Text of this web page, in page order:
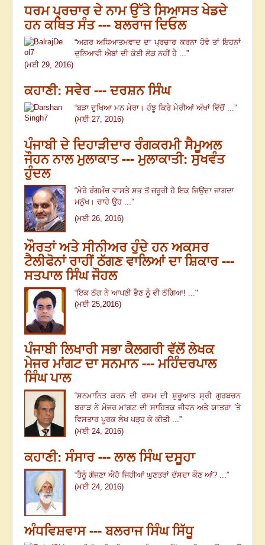
ਧਰਮ ਪ੍ਰਚਾਰ ਦੇ ਨਾਮ ਉੱਤੇ ਸਿਆਸਤ ਖੇਡਦੇ
ਹਨ ਕਥਿਤ ਸੰਤ --- ਬਲਰਾਜ ਦਿਓਲ
“ਅਗਰ ਅਧਿਆਤਮਵਾਦ ਦਾ ਪ੍ਰਚਾਰ ਕਰਨਾ ਹੋਵੇ ਤਾਂ ਇਹਨਾਂ
ਦੁਨਿਆਵੀ ਐਬਾਂ ਦੀ ਕੋਈ ਲੋੜ ਨਹੀਂ ਹੈ ...”
(ਮਈ 29, 2016)
ਕਹਾਣੀ: ਸਵੇਰ --- ਦਰਸ਼ਨ ਸਿੰਘ
“ਬੜਾ ਦੁਖਿਆ ਮਨ ਮੇਰਾ । ਹੰਝੂ ਕਿਰੇ ਮੇਰੀਆਂ ਅੱਖਾਂ ਵਿੱਚੋਂ ...”
(ਮਈ 27, 2016)
ਪੰਜਾਬੀ ਦੇ ਦਿਹਾੜੀਦਾਰ ਰੰਗਕਰਮੀ ਸੈਮੂਅਲ
ਜੌਹਨ ਨਾਲ ਮੁਲਾਕਾਤ --- ਮੁਲਾਕਾਤੀ: ਸੁਖਵੰਤ
ਹੁੰਦਲ
“ਮੇਰੇ ਰੰਗਮੰਚ ਵਾਸਤੇ ਸਭ ਤੋਂ ਜ਼ਰੂਰੀ ਹੈ ਇਕ ਜਿਉਂਦਾ ਜਾਗਦਾ
ਮਨੁੱਖ। ਚਾਹੇ ਉਹ ...”
(ਮਈ 26, 2016)
ਔਰਤਾਂ ਅਤੇ ਸੀਨੀਅਰ ਹੁੰਦੇ ਹਨ ਅਕਸਰ
ਟੈਲੀਫੋਨਾਂ ਰਾਹੀਂ ਠੱਗਣ ਵਾਲਿਆਂ ਦਾ ਸ਼ਿਕਾਰ ---
ਸਤਪਾਲ ਸਿੰਘ ਜੌਹਲ
“ਇਕ ਠੱਗ ਨੇ ਆਪਣੀ ਭੈਣ ਨੂੰ ਵੀ ਠੱਗਿਆ! ..."
(ਮਈ 25,2016)
ਪੰਜਾਬੀ ਲਿਖਾਰੀ ਸਭਾ ਕੈਲਗਰੀ ਵੱਲੋਂ ਲੇਖਕ
ਮੇਜਰ ਮਾਂਗਟ ਦਾ ਸਨਮਾਨ --- ਮਹਿੰਦਰਪਾਲ
ਸਿੰਘ ਪਾਲ
“ਸਨਮਾਨਿਤ ਕਰਨ ਦੀ ਰਸਮ ਦੀਸ਼ੁਰੂਆਤ ਸ੍ਰੀ ਗੁਰਬਚਨ
ਬਰਾੜ ਨੇ ਮੇਜਰ ਮਾਂਗਟ ਦੀ ਸਾਹਿਤਕ ਜੀਵਨ ਅਤੇ ਯਾਤਰਾ ’ਤੇ
ਵਿਸਤਾਰ ਪੂਰਕ ਲੇਖ ਪੜ੍ਹ ਕੇ ਕੀਤੀ ...”
(ਮਈ 24, 2016)
ਕਹਾਣੀ: ਸੰਸਾਰ --- ਲਾਲ ਸਿੰਘ ਦਸੂਹਾ
“ਤੈਨੂੰ ਗੱਜਣਾ ਐਹੋ ਜਿਹੀਆਂ ਘੁਣਤਰਾਂ ਦੱਸਦਾ ਕੌਣ ਆਂ? ...”
(ਮਈ 24, 2016)
ਅੰਧਵਿਸ਼ਵਾਸ --- ਬਲਰਾਜ ਸਿੰਘ ਸਿੱਧੂ